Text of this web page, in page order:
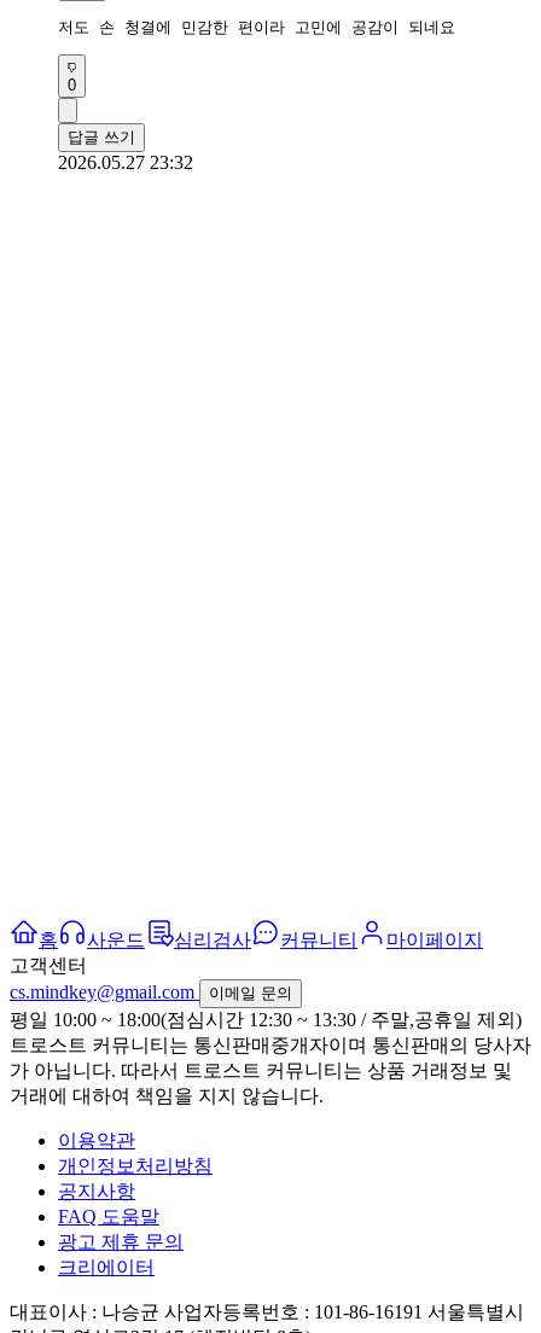
저도 손 청결에 민감한 편이라 고민에 공감이 되네요
0
답글 쓰기
2026.05.27 23:32
홈 사운드 심리검사 커뮤니티
마이페이지
고객센터
cs.mindkey@gmail.com
이메일 문의
평일 10:00 ~ 18:00(점심시간 12:30 ~ 13:30 / 주말,공휴일 제외)
트로스트 커뮤니티는 통신판매중개자이며 통신판매의 당사자
가 아닙니다. 따라서 트로스트 커뮤니티는 상품 거래정보 및
거래에 대하여 책임을 지지 않습니다.
이용약관
개인정보처리방침
공지사항
FAQ 도움말
광고 제휴 문의
크리에이터
대표이사 : 나승균 사업자등록번호 : 101-86-16191 서울특별시